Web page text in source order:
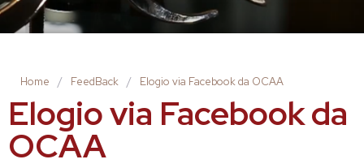
Home / FeedBack / Elogio via Facebook da OCAA
Elogio via Facebook da
OCAA